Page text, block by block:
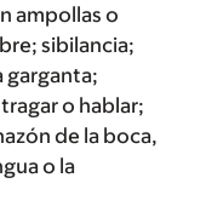
ampollas o
sibilancia;
garganta;
o hablar;
de la boca,
o la